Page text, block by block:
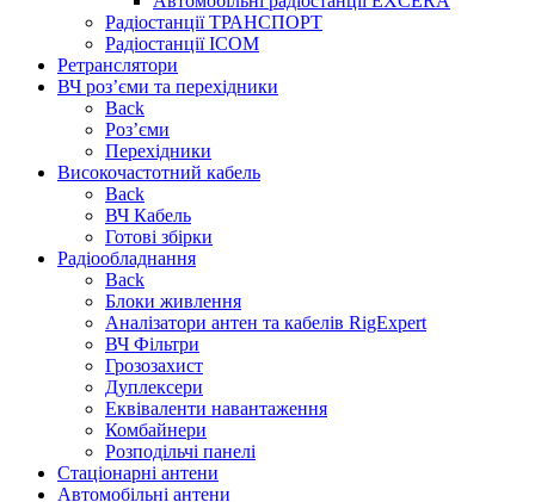
Радіостанції ТРАНСПОРТ
Радіостанції ICOM
Ретранслятори
ВЧ роз’єми та перехідники
Back
Роз’єми
Перехідники
Високочастотний кабель
Back
ВЧ Кабель
Готові збірки
Радіообладнання
Back
Блоки живлення
Аналізатори антен та кабелів RigExpert
ВЧ Фільтри
Грозозахист
Дуплексери
Еквіваленти навантаження
Комбайнери
Розподільчі панелі
Стаціонарні антени
Автомобільні антени